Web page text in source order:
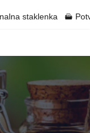
staklenka